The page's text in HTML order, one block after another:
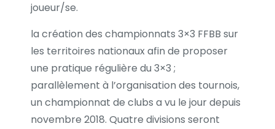
joueur/se.
la création des championnats 3×3 FFBB sur
les territoires nationaux afin de proposer
une pratique régulière du 3×3 ;
parallèlement à l’organisation des tournois,
un championnat de clubs a vu le jour depuis
novembre 2018. Quatre divisions seront